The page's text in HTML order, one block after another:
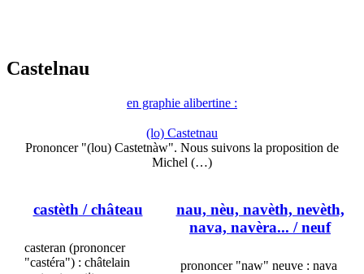
Castelnau
en graphie alibertine :
(lo) Castetnau
Prononcer "(lou) Castetnàw". Nous suivons la proposition de
Michel (…)
castèth / château
casteran (prononcer
"castéra") : châtelain
nau, nèu, navèth, nevèth,
nava, navèra... / neuf
prononcer "naw" neuve : nava